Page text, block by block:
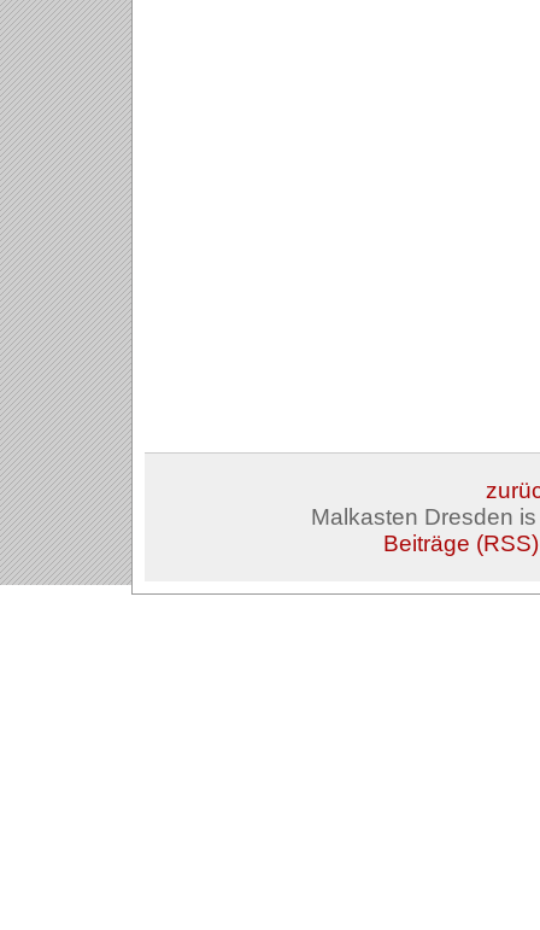
Malkasten Dresden
Beiträge (RSS)